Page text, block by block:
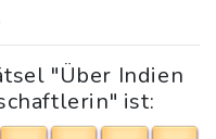
"Über Indien
ist: